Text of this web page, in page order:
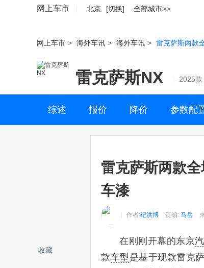
网上车市 北京 [切换] 全部城市>>
网上车市 > 海外车讯 > 海外车讯 > 雷克萨斯两款
雷克萨斯NX 2025款
综述 报价 降价 参数配
收藏
雷克萨斯两款
车漆
作者:纪洪博 责编: 马岳
在刚刚开幕的东京
款车型 是基于现款雷克